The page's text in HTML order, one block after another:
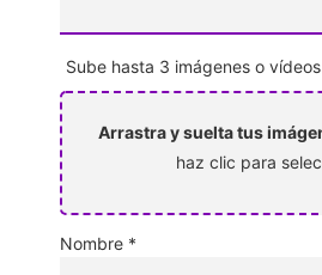
Sube hasta 3 imágenes o vídeos
Arrastra y suelta tus
haz clic para
Nombre *